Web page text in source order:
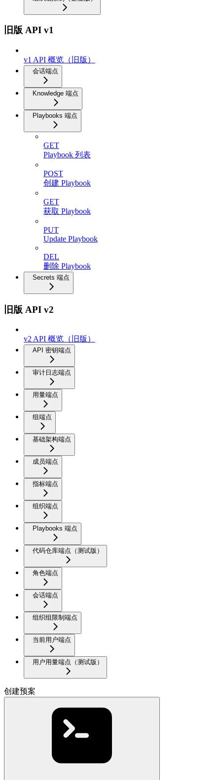
旧版 API v1
v1 API 概览（旧版）
会话端点
Knowledge 端点
Playbooks 端点
GET
Playbook 列表
POST
创建 Playbook
GET
获取 Playbook
PUT
Update Playbook
DEL
删除 Playbook
Secrets 端点
旧版 API v2
v2 API 概览（旧版）
API 密钥端点
审计日志端点
用量端点
组端点
基础架构端点
成员端点
指标端点
组织端点
Playbooks 端点
代码仓库端点（测试版）
角色端点
会话端点
组织组限制端点
当前用户端点
用户用量端点（测试版）
创建预案